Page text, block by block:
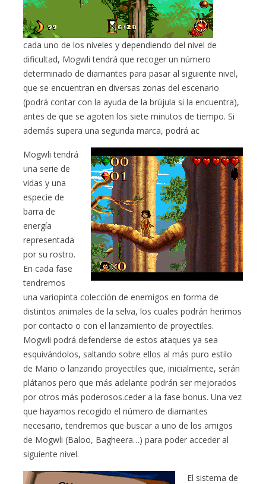
cada uno de los niveles y dependiendo del nivel de
dificultad, Mogwli tendrá que recoger un número
determinado de diamantes para pasar al siguiente nivel,
que se encuentran en diversas zonas del escenario
(podrá contar con la ayuda de la brújula si la encuentra),
antes de que se agoten los siete minutos de tiempo. Si
además supera una segunda marca, podrá ac
Mogwli tendrá
una serie de
vidas y una
especie de
barra de
energía
representada
por su rostro.
En cada fase
tendremos
una variopinta colección de enemigos en forma de
distintos animales de la selva, los cuales podrán herirnos
por contacto o con el lanzamiento de proyectiles.
Mogwli podrá defenderse de estos ataques ya sea
esquivándolos, saltando sobre ellos al más puro estilo
de Mario o lanzando proyectiles que, inicialmente, serán
plátanos pero que más adelante podrán ser mejorados
por otros más poderosos.ceder a la fase bonus. Una vez
que hayamos recogido el número de diamantes
necesario, tendremos que buscar a uno de los amigos
de Mogwli (Baloo, Bagheera…) para poder acceder al
siguiente nivel.
El sistema de